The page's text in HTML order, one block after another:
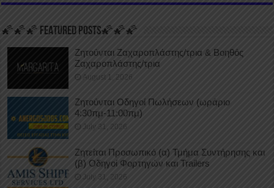
🌠🌠🌠 FEATURED POSTS🌠🌠🌠
Ζητούνται Ζαχαροπλάστης/τρια & Βοηθός
Ζαχαροπλάστης/τρια
August 1, 2026
Ζητούνται Οδηγοί Πωλήσεων (ωράριο
4:30πμ-11:00πμ)
July 31, 2026
Ζητείται Προσωπικό (α) Τμήμα Συντήρησης και
(β) Οδηγοί Φορτηγών και Trailers
July 31, 2026